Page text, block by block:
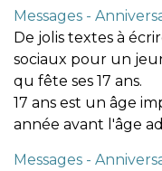
Messages -
De jolis textes à
sociaux pour un
qu fête ses 17 ans.
17 ans est un âge
année avant l'âge
Messages -